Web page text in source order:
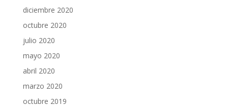
diciembre 2020
octubre 2020
julio 2020
mayo 2020
abril 2020
marzo 2020
octubre 2019